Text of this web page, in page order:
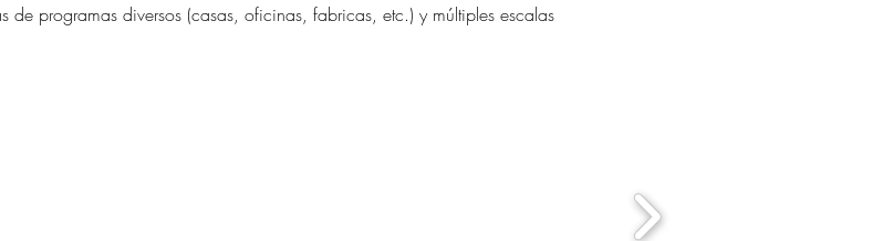
de programas diversos (casas, oficinas, fabricas, etc.) y múltiples escalas